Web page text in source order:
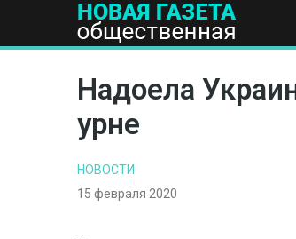
ПОЛИТИКА ОБЩЕСТВО ЭКОНОМИКА
Надоела
урне
НОВОСТИ
15 февраля 2020